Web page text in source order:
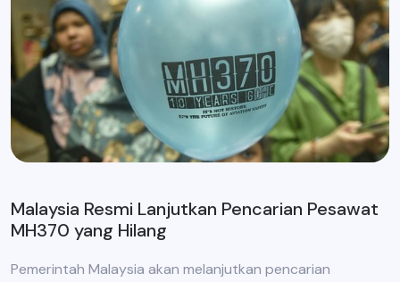
Malaysia Resmi Lanjutkan Pencarian Pesawat
MH370 yang Hilang
Pemerintah Malaysia akan melanjutkan pencarian